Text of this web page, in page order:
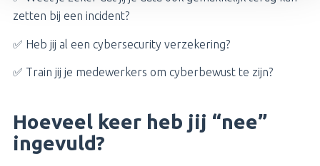
zetten bij een incident?
✅ Heb jij al een cybersecurity verzekering?
✅ Train jij je medewerkers om cyberbewust te zijn?
Hoeveel keer heb jij “nee”
ingevuld?